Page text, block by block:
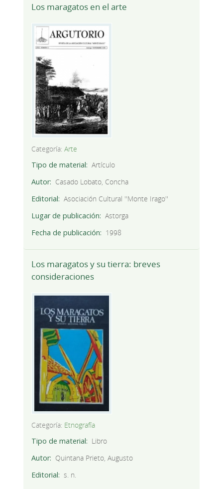
Los maragatos en el arte
Categoría: Arte
Tipo de material
Artículo
Autor
Casado Lobato, Concha
Editorial
Asociación Cultural ''Monte Irago''
Lugar de publicación
Astorga
Fecha de publicación
1998
Los maragatos y su tierra: breves
consideraciones
Categoría: Etnografía
Tipo de material
Libro
Autor
Quintana Prieto, Augusto
Editorial
s. n.